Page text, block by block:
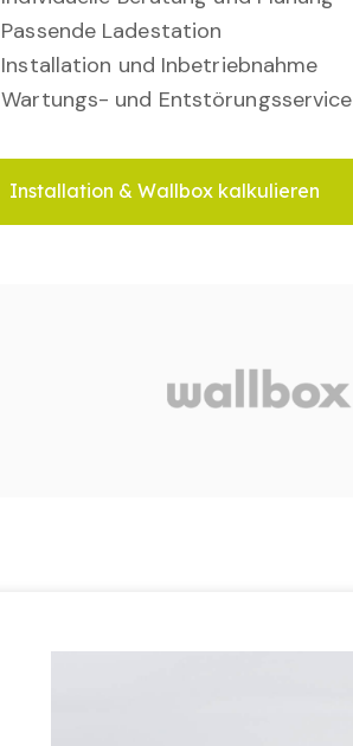
Passende Ladestation
Installation und Inbetriebnahme
Wartungs- und Entstörungsservice
Installation & Wallbox kalkulieren